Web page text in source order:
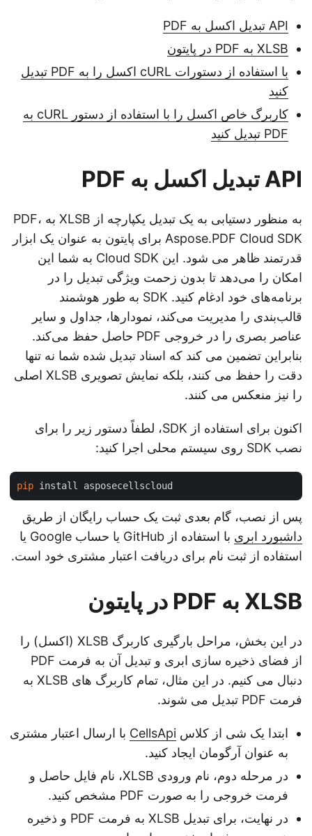
API تبدیل اکسل به PDF
XLSB به PDF در پایتون
با استفاده از دستورات cURL اکسل را به PDF تبدیل
کنید
کاربرگ خاص اکسل را با استفاده از دستور cURL به
PDF تبدیل کنید
API تبدیل اکسل به PDF
به منظور دستیابی به یک تبدیل یکپارچه از XLSB به PDF،
Aspose.PDF Cloud SDK برای پایتون به عنوان یک ابزار
قدرتمند ظاهر می شود. این Cloud SDK به شما این
امکان را می‌دهد تا بدون زحمت ویژگی تبدیل را در
برنامه‌های خود ادغام کنید. SDK به طور هوشمند
قالب‌بندی را مدیریت می‌کند، نمودارها، جداول و سایر
عناصر بصری را در خروجی PDF حاصل حفظ می‌کند.
بنابراین تضمین می کند که اسناد تبدیل شده شما نه تنها
دقت را حفظ می کنند، بلکه نمایش تصویری XLSB اصلی
را نیز منعکس می کنند.
اکنون برای استفاده از SDK، لطفاً دستور زیر را برای
نصب SDK روی سیستم محلی اجرا کنید:
pip
پس از نصب، گام بعدی ثبت یک حساب رایگان از طریق
داشبورد ابری
با استفاده از GitHub یا حساب Google یا
استفاده از ثبت نام برای دریافت اعتبار مشتری خود است.
XLSB به PDF در پایتون
در این بخش، مراحل بارگیری کاربرگ XLSB (اکسل) را
از فضای ذخیره سازی ابری و تبدیل آن به فرمت PDF
دنبال می کنیم. در این مثال، تمام کاربرگ های XLSB به
فرمت PDF تبدیل می شوند.
ابتدا یک شی از کلاس CellsApiبا ارسال اعتبار مشتری
به عنوان آرگومان ایجاد کنید.
در مرحله دوم، نام ورودی XLSB، نام فایل حاصل و
فرمت خروجی را به صورت PDF مشخص کنید.
در نهایت، برای تبدیل XLSB به فرمت PDF و ذخیره